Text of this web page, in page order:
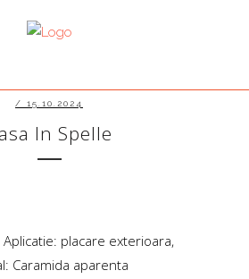
/ 15.10.2024
In Spelle
Aplicatie: placare exterioara,
Caramida aparenta